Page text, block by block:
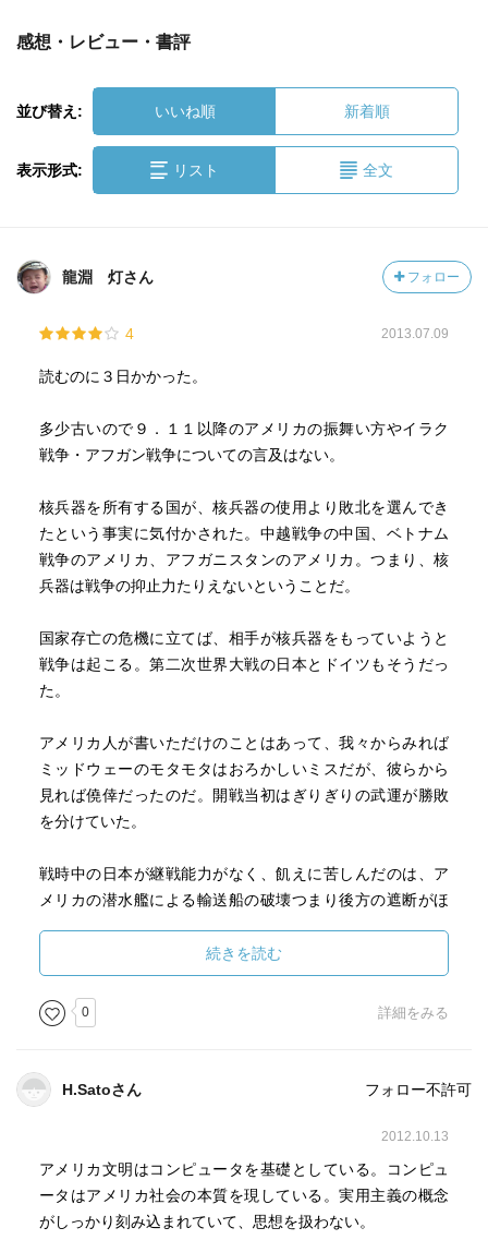
感想・レビュー・書評
並び替え: いいね順 新着順
表示形式: リスト 全文
龍淵 灯さん フォロー
4 2013.07.09
読むのに３日かかった。
多少古いので９．１１以降のアメリカの振舞い方やイラク
戦争・アフガン戦争についての言及はない。
核兵器を所有する国が、核兵器の使用より敗北を選んでき
たという事実に気付かされた。中越戦争の中国、ベトナム
戦争のアメリカ、アフガニスタンのアメリカ。つまり、核
兵器は戦争の抑止力たりえないということだ。
国家存亡の危機に立てば、相手が核兵器をもっていようと
戦争は起こる。第二次世界大戦の日本とドイツもそうだっ
た。
アメリカ人が書いただけのことはあって、我々からみれば
ミッドウェーのモタモタはおろかしいミスだが、彼らから
見れば僥倖だったのだ。開戦当初はぎりぎりの武運が勝敗
を分けていた。
戦時中の日本が継戦能力がなく、飢えに苦しんだのは、ア
メリカの潜水艦による輸送船の破壊つまり後方の遮断がほ
界一で、シーレーンを航空攻撃から守るためのイージス艦
を早くから取り入れているという事実は、海上自衛隊は戦
争の教訓を十二分に生かしていると言える。
本の海にして、補給を断たれた西太平洋や南シナ海の艦隊
を殲滅し、逐次投入されるカリフォルニアからはるばるや
ってくる疲れ切った艦隊を相手にしていればいいだけの状
態になったと思うのだが、つくづく残念。
多少古さはあるけれど、一通り読めば兵器のことについて
続きを読む
0 詳細をみる
H.Satoさん フォロー不許可
2012.10.13
アメリカ文明はコンピュータを基礎としている。コンピュ
ータはアメリカ社会の本質を現している。実用主義の概念
がしっかり刻み込まれていて、思想を扱わない。